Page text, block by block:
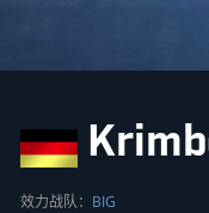
效力战队： BIG